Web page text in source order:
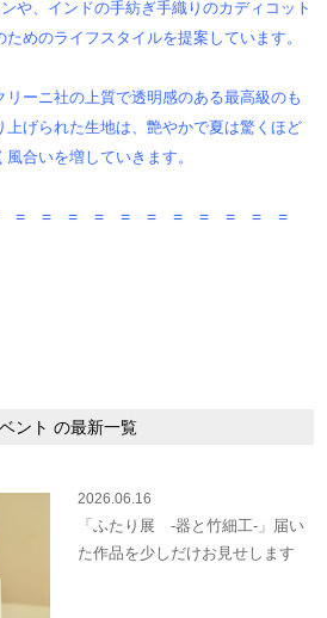
や、インドの手紡ぎ手織りのカディコット
めのライフスタイルを提案しています。
リーニ社の上質で透明感のある最高級のも
げられた生地は、艶やかで夏は驚くほど
合いを増していきます。
= = = = = = = = = = =
ント の最新一覧
2026.06.16
「ふたり展 -器と竹細工-」届い
た作品を少しだけお見せします